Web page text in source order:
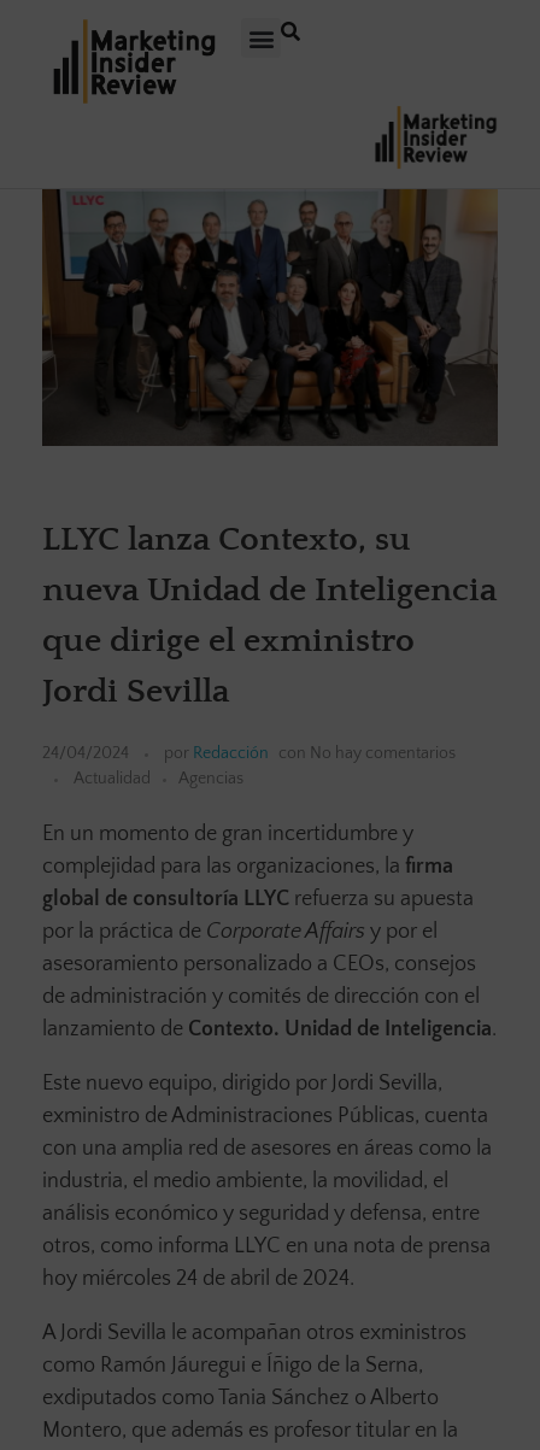
LLYC lanza Contexto, su
nueva Unidad de Inteligencia
que dirige el exministro
Jordi Sevilla
24/04/2024 por Redacción con No hay comentarios
Actualidad
Agencias
En un momento de gran incertidumbre y
complejidad para las organizaciones, la firma
global de consultoría LLYC refuerza su apuesta
por la práctica de Corporate Affairs y por el
asesoramiento personalizado a CEOs, consejos
de administración y comités de dirección con el
lanzamiento de Contexto. Unidad de Inteligencia.
Este nuevo equipo, dirigido por Jordi Sevilla,
exministro de Administraciones Públicas, cuenta
con una amplia red de asesores en áreas como la
industria, el medio ambiente, la movilidad, el
análisis económico y seguridad y defensa, entre
otros, como informa LLYC en una nota de prensa
hoy miércoles 24 de abril de 2024.
A Jordi Sevilla le acompañan otros exministros
como Ramón Jáuregui e Íñigo de la Serna,
exdiputados como Tania Sánchez o Alberto
Montero, que además es profesor titular en la